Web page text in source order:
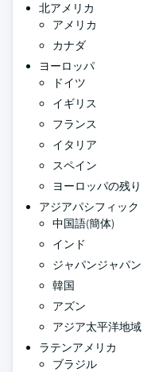
北アメリカ
アメリカ
カナダ
ヨーロッパ
ドイツ
イギリス
フランス
イタリア
スペイン
ヨーロッパの残り
アジアパシフィック
中国語(簡体)
インド
ジャパンジャパン
韓国
アズン
アジア太平洋地域
ラテンアメリカ
ブラジル